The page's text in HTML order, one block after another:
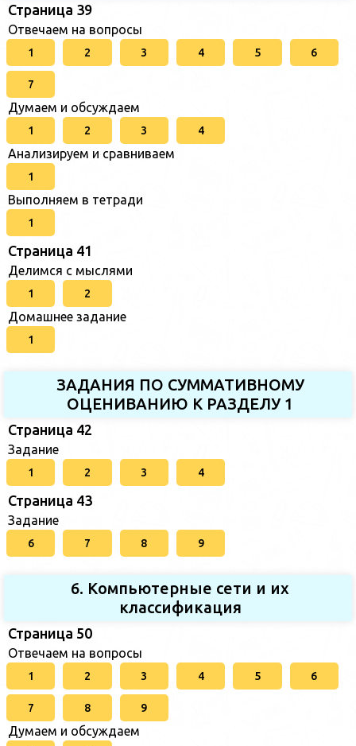
Страница 39
Отвечаем на вопросы
1 2 3 4 5 6
7
Думаем и обсуждаем
1 2 3 4
Анализируем и сравниваем
1
Выполняем в тетради
1
Страница 41
Делимся с мыслями
1 2
Домашнее задание
1
ЗАДАНИЯ ПО СУММАТИВНОМУ
ОЦЕНИВАНИЮ К РАЗДЕЛУ 1
Страница 42
Задание
1 2 3 4
Страница 43
Задание
6 7 8 9
6. Компьютерные сети и их
классификация
Страница 50
Отвечаем на вопросы
1 2 3 4 5 6
7 8 9
Думаем и обсуждаем